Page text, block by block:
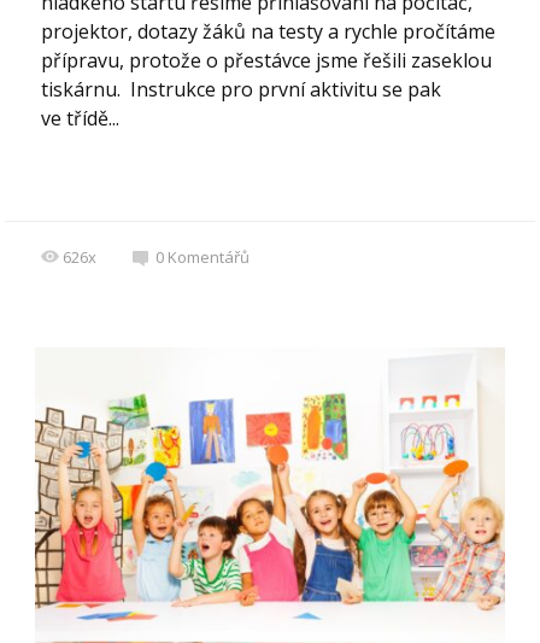
projektor, dotazy žáků na testy a rychle pročítáme
přípravu, protože o přestávce jsme řešili zaseklou
tiskárnu. Instrukce pro první aktivitu se pak
ve třídě...
626x 0 Komentářů